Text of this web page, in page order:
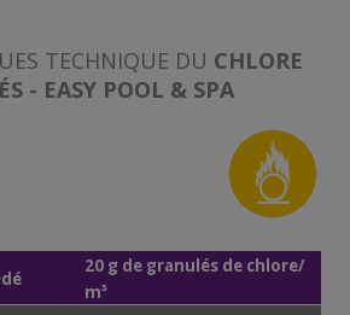
TECHNIQUE DU CHLORE
- EASY POOL & SPA
20 g de granulés de chlore/
m³